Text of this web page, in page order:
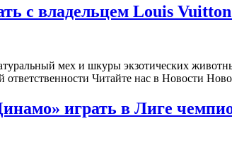
с владельцем Louis
мех и шкуры экзотических
ответственности Читайте нас в Новости
играть в Лиге